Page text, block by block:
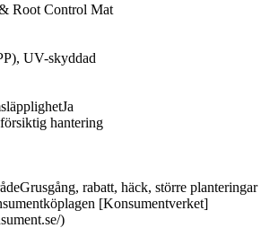
Root Control Mat
UV-skyddad
Ja
hantering
Grusgång, rabatt, häck, större planteringar
[Konsumentverket]
)